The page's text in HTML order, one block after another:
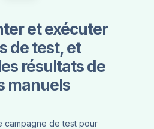
et exécuter
de test, et
résultats de
manuels
campagne de test pour